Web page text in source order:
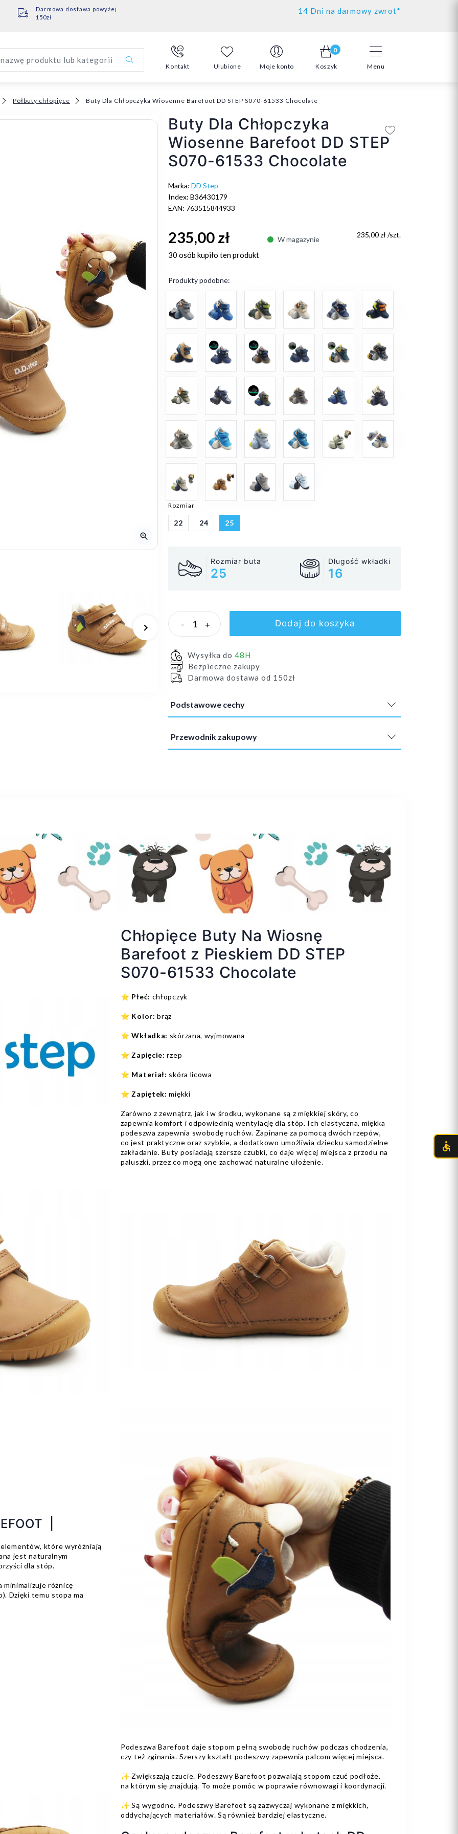
Darmowa dostawa powyżej
150zł
14 Dni na darmowy zwrot*
Menu
produktu lub kategorii
Kontakt Ulubione Moje konto
0
Koszyk
Półbuty chłopięce Buty Dla Chłopczyka Wiosenne Barefoot DD STEP S070-61533 Chocolate
zoom_in
Następny
keyboard_arrow_right
Buty Dla Chłopczyka
Wiosenne Barefoot DD STEP
S070-61533 Chocolate
Marka: DD Step
Index: B36430179
EAN: 763515844933
235,00 zł W magazynie
235,00 zł /szt.
30 osób kupiło ten produkt
Produkty podobne:
Rozmiar
22 24 25
Rozmiar buta
25
Długość wkładki
16
- + Dodaj do koszyka
Wysyłka do 48H
Bezpieczne zakupy
Darmowa dostawa od 150zł
Podstawowe cechy
Przewodnik zakupowy
Chłopięce Buty Na Wiosnę
Barefoot z Pieskiem DD STEP
S070-61533 Chocolate
⭐ Płeć: chłopczyk
⭐ Kolor: brąz
⭐ Wkładka: skórzana, wyjmowana
⭐ Zapięcie: rzep
⭐ Materiał: skóra licowa
⭐ Zapiętek: miękki
Zarówno z zewnątrz, jak i w środku, wykonane są z miękkiej skóry, co
zapewnia komfort i odpowiednią wentylację dla stóp. Ich elastyczna, miękka
podeszwa zapewnia swobodę ruchów. Zapinane za pomocą dwóch rzepów,
co jest praktyczne oraz szybkie, a dodatkowo umożliwia dziecku samodzielne
zakładanie. Buty posiadają szersze czubki, co daje więcej miejsca z przodu na
paluszki, przez co mogą one zachować naturalne ułożenie.
|
które wyróżniają
jest naturalnym
dla stóp.
różnicę
Dzięki temu stopa ma
Podeszwa Barefoot daje stopom pełną swobodę ruchów podczas chodzenia,
czy też zginania. Szerszy kształt podeszwy zapewnia palcom więcej miejsca.
✨ Zwiększają czucie. Podeszwy Barefoot pozwalają stopom czuć podłoże,
na którym się znajdują. To może pomóc w poprawie równowagi i koordynacji.
✨ Są wygodne. Podeszwy Barefoot są zazwyczaj wykonane z miękkich,
oddychających materiałów. Są również bardziej elastyczne.